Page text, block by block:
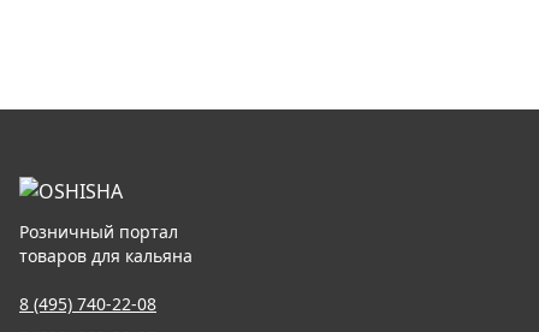
Розничный портал
товаров для кальяна
8 (495) 740-22-08